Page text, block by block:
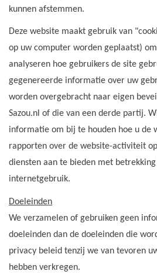
kunnen afstemmen.
Deze website maakt gebruik van
op uw computer worden geplaatst)
analyseren hoe gebruikers de site
gegenereerde informatie over uw
worden overgebracht naar eigen
Sazou.nl of die van een derde partij.
informatie om bij te houden hoe u de
rapporten over de website-activiteit
diensten aan te bieden met
internetgebruik.
Doeleinden
We verzamelen of gebruiken geen
doeleinden dan de doeleinden die
privacy beleid tenzij we van tevoren
hebben verkregen.